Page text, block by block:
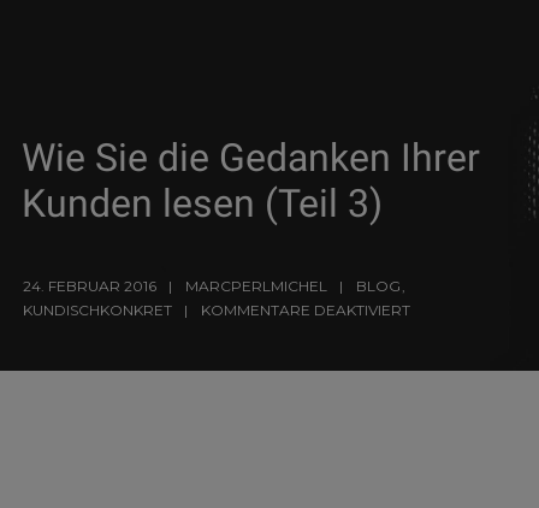
Wie Sie die Gedanken Ihrer
Kunden lesen (Teil 3)
24. FEBRUAR 2016 MARCPERLMICHEL BLOG ,
KUNDISCHKONKRET
KOMMENTARE DEAKTIVIERT